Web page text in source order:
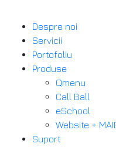
Despre noi
Servicii
Portofoliu
Produse
Qmenu
Call Ball
eSchool
Website +
Suport